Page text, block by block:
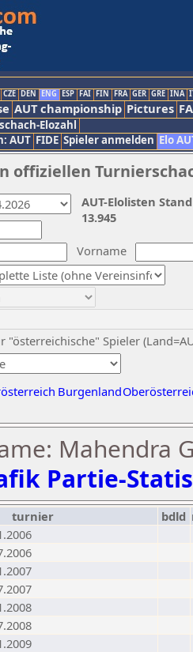
CZE DEN ENG ESP FAI FIN FRA GER GRE INA
AUT championship Pictures
Elozahl
AUT FIDE Spieler anmelden Elo
offiziellen
Vorname
"österreichische" Spieler
Burgenland
AUT-Elolisten
13.945
Mahendra
Partie-
turnier bdld